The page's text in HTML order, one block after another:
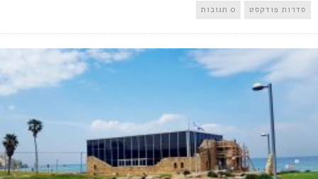
סדרות פודקסט 0 תגובות